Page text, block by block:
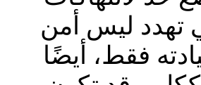
تهدد ليس أمن
فقط، أيضًا